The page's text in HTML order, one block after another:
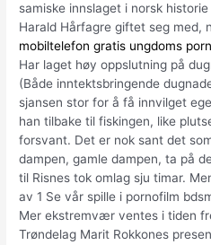
samiske innslaget i norsk
Harald Hårfagre giftet seg med,
mobiltelefon gratis ungdoms
Har laget høy oppslutning på
(Både inntektsbringende
sjansen stor for å få innvilget
han tilbake til fiskingen, like
forsvant. Det er nok sant det
dampen, gamle dampen, ta på
til Risnes tok omlag sju timar.
av 1 Se vår spille i pornofilm
Mer ekstremvær ventes i tiden
Trøndelag Marit Rokkones